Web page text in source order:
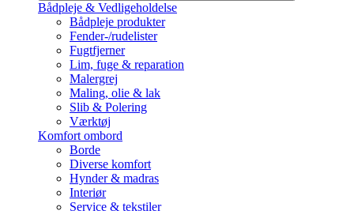
Bådpleje & Vedligeholdelse
Bådpleje produkter
Fender-/rudelister
Fugtfjerner
Lim, fuge & reparation
Malergrej
Maling, olie & lak
Slib & Polering
Værktøj
Komfort ombord
Borde
Diverse komfort
Hynder & madras
Interiør
Service & tekstiler